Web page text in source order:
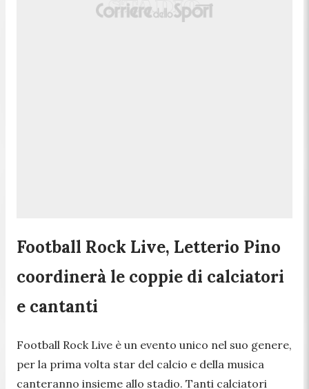
Football Rock Live, Letterio Pino
coordinerà le coppie di calciatori
e cantanti
Football Rock Live è un evento unico nel suo genere,
per la prima volta star del calcio e della musica
canteranno insieme allo stadio. Tanti calciatori